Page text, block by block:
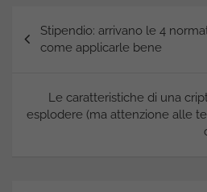
articoli
Stipendio: arrivano le 4
come applicarle bene
Le caratteristiche di una
esplodere (ma attenzione alle